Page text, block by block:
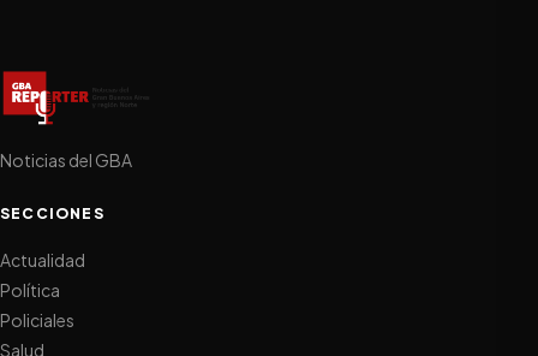
Noticias del GBA
SECCIONES
Actualidad
Política
Policiales
Salud